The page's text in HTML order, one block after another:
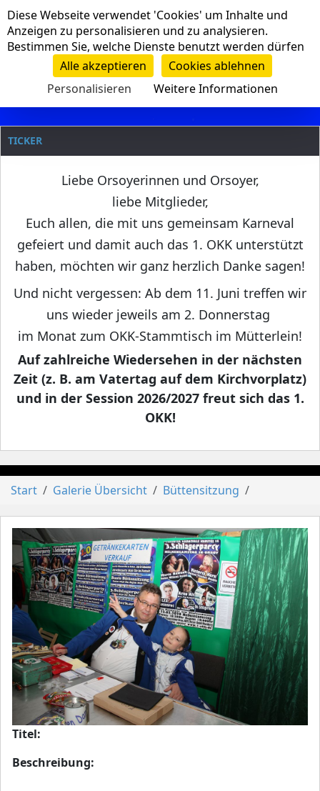
Navigation
Clanname
TICKER
Liebe Orsoyerinnen und Orsoyer,
liebe Mitglieder,
Euch allen, die mit uns gemeinsam Karneval
gefeiert und damit auch das 1. OKK unterstützt
haben, möchten wir ganz herzlich Danke sagen!
Und nicht vergessen: Ab dem 11. Juni treffen wir
uns wieder jeweils am 2. Donnerstag
im Monat zum OKK-Stammtisch im Mütterlein!
Auf zahlreiche Wiedersehen in der nächsten
Zeit (z. B. am Vatertag auf dem Kirchvorplatz)
und in der Session 2026/2027 freut sich das 1.
OKK!
Start Galerie Übersicht Büttensitzung
Titel:
Beschreibung:
Cookie-Einstellungen
Diese Webseite verwendet 'Cookies' um Inhalte und
Anzeigen zu personalisieren und zu analysieren.
Bestimmen Sie, welche Dienste benutzt werden dürfen
Alle akzeptieren
Cookies ablehnen
Personalisieren
Weitere Informationen